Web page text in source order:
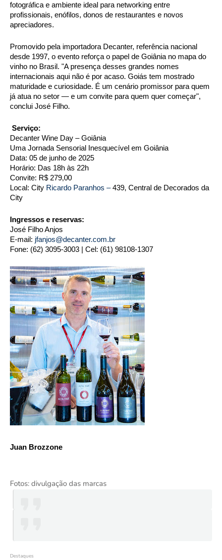
fotográfica e ambiente ideal para networking entre
profissionais, enófilos, donos de restaurantes e novos
apreciadores.
Promovido pela importadora Decanter, referência nacional
desde 1997, o evento reforça o papel de Goiânia no mapa do
vinho no Brasil. "A presença desses grandes nomes
internacionais aqui não é por acaso. Goiás tem mostrado
maturidade e curiosidade. É um cenário promissor para quem
já atua no setor — e um convite para quem quer começar",
conclui José Filho.
Serviço:
Decanter Wine Day – Goiânia
Uma Jornada Sensorial Inesquecível em Goiânia
Data: 05 de junho de 2025
Horário: Das 18h às 22h
Convite: R$ 279,00
Local: City Ricardo Paranhos – 439, Central de Decorados da
City
Ingressos e reservas:
José Filho Anjos
E-mail: jfanjos@decanter.com.br
Fone: (62) 3095-3003 | Cel: (61) 98108-1307
Juan Brozzone
Fotos: divulgação das marcas
Destaques